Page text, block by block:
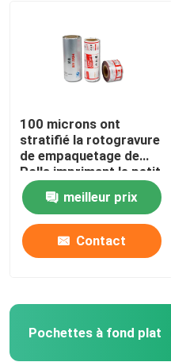
100 microns ont
stratifié la rotogravure
de empaquetage de
Rolls imprimant le petit
pain de film en stratifié
meilleur prix
Contact
Pochettes à fond plat